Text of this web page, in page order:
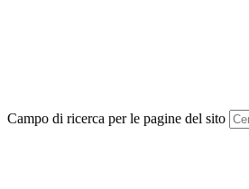
Campo di ricerca per le pagine del sito